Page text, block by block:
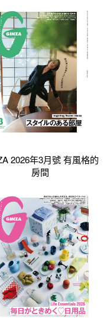
2026年3月號 有風格的
房間